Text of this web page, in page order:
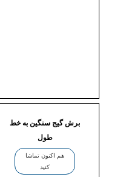
برش گیج سنگین به خط
طول
هم اکنون تماشا
کنید